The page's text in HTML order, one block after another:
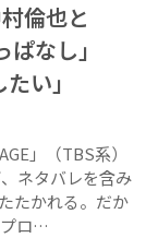
倫也と
なし」
い」
」（TBS系）
ネタバレを含み
たかれる。だか
プロ…